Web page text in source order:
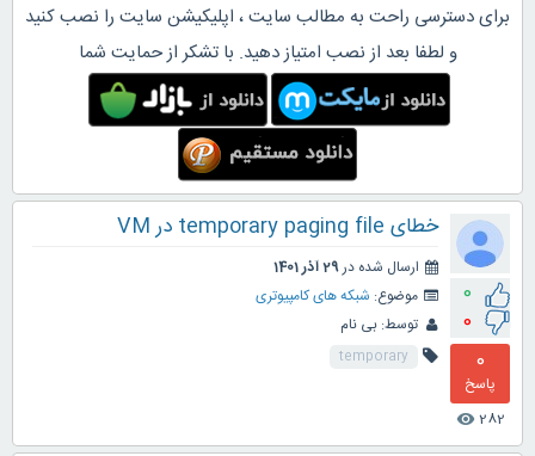
برای دسترسی راحت به مطالب سایت ، اپلیکیشن سایت را نصب کنید
و لطفا بعد از نصب امتیاز دهید. با تشکر از حمایت شما
0
0
0
پاسخ
282
visibility
خطای temporary paging file در VM
ارسال شده در29 آذر 1401
موضوع: شبکه های کامپیوتری
توسط: بی نام
temporary